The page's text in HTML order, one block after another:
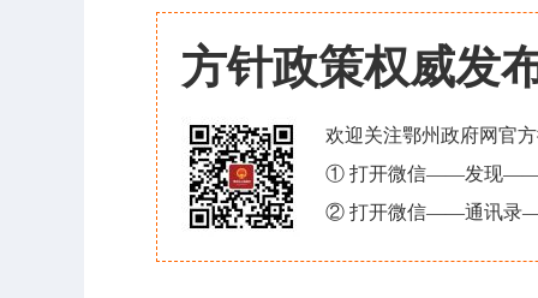
方针政策权威发
欢迎关注鄂州政府网官
① 打开微信——发现——
② 打开微信——通讯录